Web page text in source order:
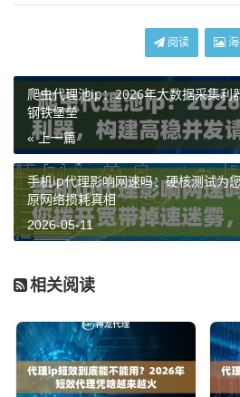
阅读 海
爬虫代理池ip：2026年大数据采集利
钢铁堡垒
« 上一篇
手机ip代理影响网速吗：硬核测试为
原网络损耗真相
2026-05-11
相关阅读